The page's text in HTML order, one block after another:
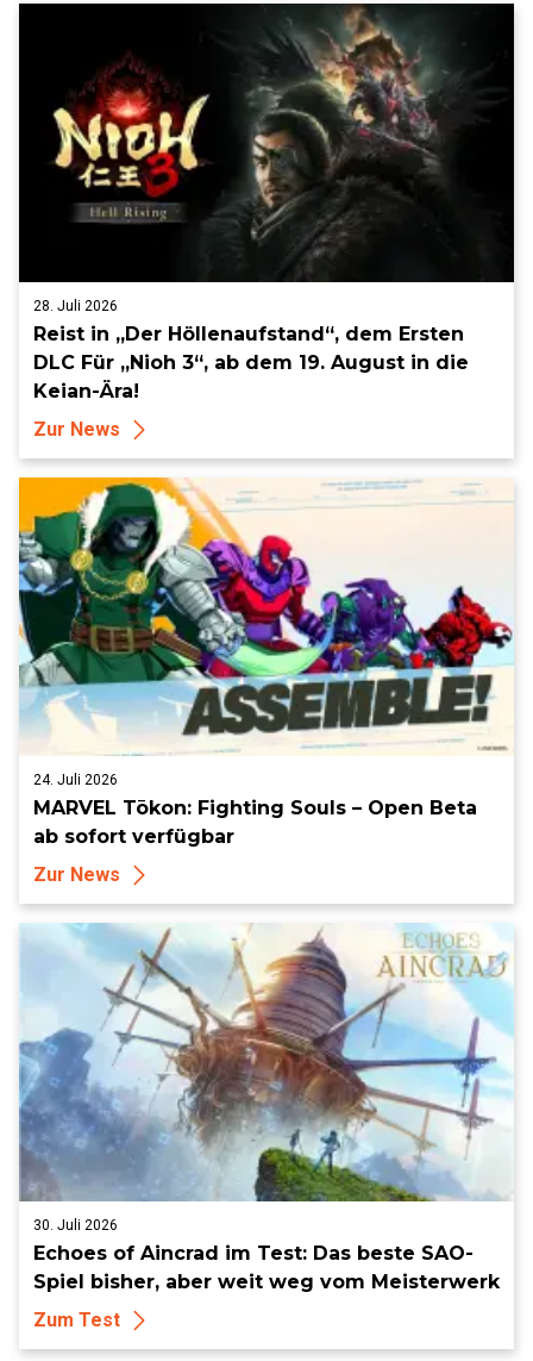
28. Juli 2026
Reist in „Der Höllenaufstand“, dem Ersten
DLC Für „Nioh 3“, ab dem 19. August in die
Keian-Ära!
Zur News
24. Juli 2026
MARVEL Tōkon: Fighting Souls – Open Beta
ab sofort verfügbar
Zur News
30. Juli 2026
Echoes of Aincrad im Test: Das beste SAO-
Spiel bisher, aber weit weg vom Meisterwerk
Zum Test